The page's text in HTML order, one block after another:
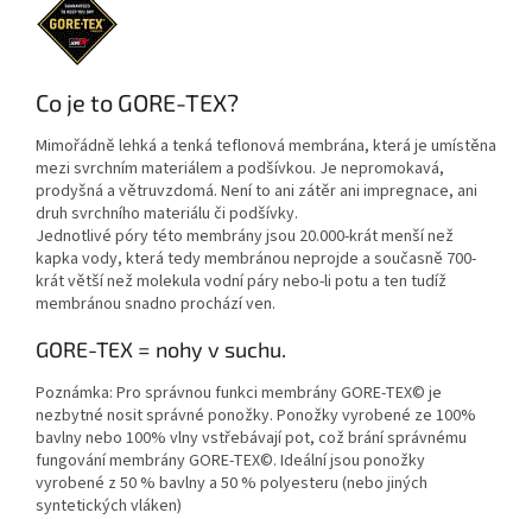
Co je to GORE-TEX?
Mimořádně lehká a tenká teflonová membrána, která je umístěna
mezi svrchním materiálem a podšívkou. Je nepromokavá,
prodyšná a větruvzdomá. Není to ani zátěr ani impregnace, ani
druh svrchního materiálu či podšívky.
Jednotlivé póry této membrány jsou 20.000-krát menší než
kapka vody, která tedy membránou neprojde a současně 700-
krát větší než molekula vodní páry nebo-li potu a ten tudíž
membránou snadno prochází ven.
GORE-TEX = nohy v suchu.
Poznámka: Pro správnou funkci membrány GORE-TEX© je
nezbytné nosit správné ponožky. Ponožky vyrobené ze 100%
bavlny nebo 100% vlny vstřebávají pot, což brání správnému
fungování membrány GORE-TEX©. Ideální jsou ponožky
vyrobené z 50 % bavlny a 50 % polyesteru (nebo jiných
syntetických vláken)